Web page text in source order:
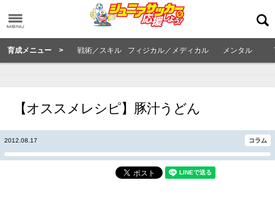
育成メニュー > 戦術／スキル フィジカル／メディカル メンタル
【オススメレシピ】豚汁うどん
2012.08.17 コラム